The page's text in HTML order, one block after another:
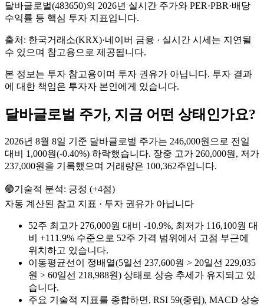
달바글로벌(483650)의 2026년 실시간 주가와 PER·PBR·배당
수익률 등 핵심 투자 지표입니다.
출처: 한국거래소(KRX)·네이버 금융 · 실시간 시세는 지연될
수 있으며 참고용으로 제공됩니다.
본 정보는 투자 참고용이며 투자 권유가 아닙니다. 투자 결과
에 대한 책임은 투자자 본인에게 있습니다.
달바글로벌 주가, 지금 어떤 상태인가요?
2026년 8월 8일 기준 달바글로벌 주가는 246,000원으로 전일
대비 1,000원(-0.40%) 하락했습니다. 장중 고가 260,000원, 저가
237,000원을 기록했으며 거래량은 100,362주입니다.
🟢기술적 분석: 긍정 (+4점)
자동 계산된 참고 지표 · 투자 권유가 아닙니다
52주 최고가 276,000원 대비 -10.9%, 최저가 116,100원 대
비 +111.9% 수준으로 52주 가격 범위에서 고점 부근에
위치하고 있습니다.
이동평균선이 정배열(5일선 237,600원 > 20일선 229,035
원 > 60일선 218,988원) 상태로 상승 추세가 유지되고 있
습니다.
주요 기술적 지표를 종합하면, RSI 59(중립), MACD 상승